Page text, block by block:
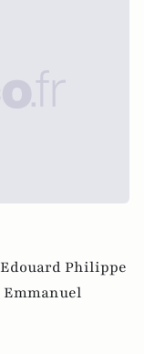
Edouard Philippe
Emmanuel